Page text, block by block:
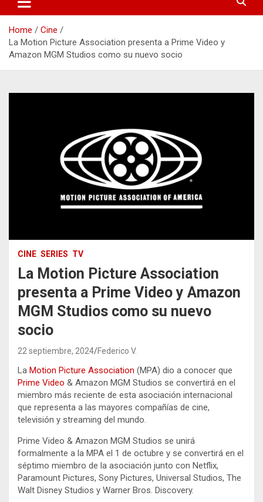
Home
Cine
La Motion Picture Association presenta a Prime Video y
Amazon MGM Studios como su nuevo socio
CINE SERIES TV
La Motion Picture Association
presenta a Prime Video y Amazon
MGM Studios como su nuevo
socio
22 septiembre, 2024 Federico V.
La Motion Picture Association (MPA) dio a conocer que
Prime Video & Amazon MGM Studios se convertirá en el
miembro más reciente de esta asociación internacional
que representa a las mayores compañías de cine,
televisión y streaming del mundo.
Prime Video & Amazon MGM Studios se unirá
formalmente a la MPA el 1 de octubre y se convertirá en el
séptimo miembro de la asociación junto con Netflix,
Paramount Pictures, Sony Pictures, Universal Studios, The
Walt Disney Studios y Warner Bros. Discovery.